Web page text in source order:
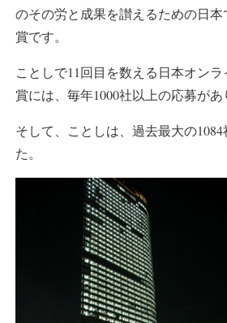
のその労と成果を讃えるための日
賞です。
ことしで11回目を数える日本オン
賞には、毎年1000社以上の応募があ
そして、ことしは、過去最大の
た。